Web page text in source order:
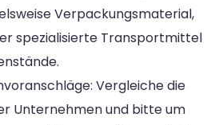
Verpackungsmaterial,
spezialisierte Transportmittel
Vergleiche die
Unternehmen und bitte um